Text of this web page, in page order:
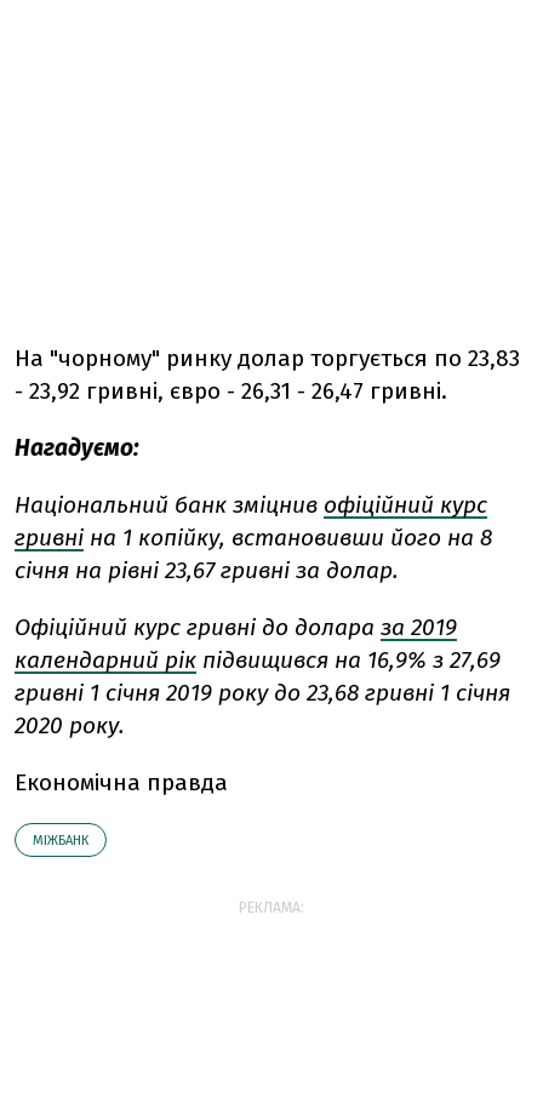
На "чорному" ринку долар торгується по 23,83
- 23,92 гривні, євро - 26,31 - 26,47 гривні.
Нагадуємо:
Національний банк зміцнив офіційний курс
гривні на 1 копійку, встановивши його на 8
січня на рівні 23,67 гривні за долар.
Офіційний курс гривні до долара за 2019
календарний рік підвищився на 16,9% з 27,69
гривні 1 січня 2019 року до 23,68 гривні 1 січня
2020 року.
Економічна правда
МІЖБАНК
РЕКЛАМА: